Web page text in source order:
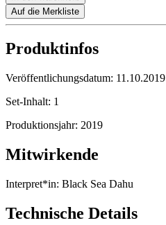
Auf die Merkliste
Produktinfos
Veröffentlichungsdatum: 11.10.2019
Set-Inhalt: 1
Produktionsjahr: 2019
Mitwirkende
Interpret*in: Black Sea Dahu
Technische Details